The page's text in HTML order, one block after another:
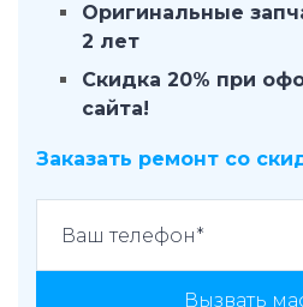
Оригинальные
2 лет
Скидка 20% при
сайта!
Заказать ремонт со
Вызвать